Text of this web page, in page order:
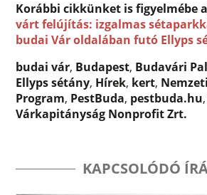
Korábbi cikkünket is figyelmébe
várt felújítás: izgalmas
budai Vár oldalában futó Ellyps
budai vár, Budapest, Budavári
Ellyps sétány, Hírek, kert,
Program, PestBuda, pestbuda.hu
Várkapitányság Nonprofit Zrt.
KAPCSOLÓDÓ